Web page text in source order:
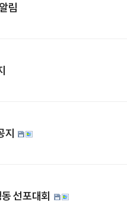
림
지
선포대회